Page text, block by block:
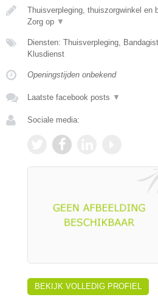
Thuisverpleging, thuiszorgwinkel en
Zorg op ▼
Diensten: Thuisverpleging,
Klusdienst
Openingstijden onbekend
Laatste facebook posts ▼
Sociale media:
BEKIJK VOLLEDIG PROFIEL